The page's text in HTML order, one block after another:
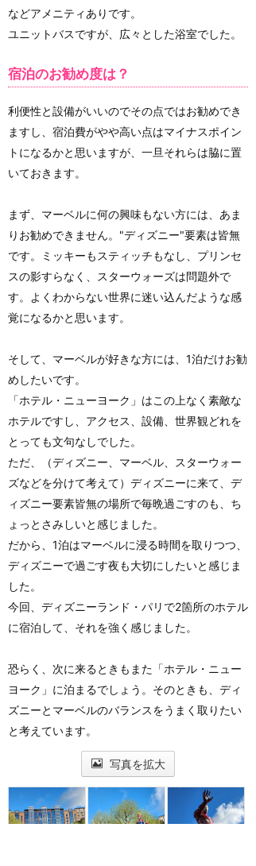
などアメニティありです。
ユニットバスですが、広々とした浴室でした。
宿泊のお勧め度は？
利便性と設備がいいのでその点ではお勧めでき
ますし、宿泊費がやや高い点はマイナスポイン
トになるかと思いますが、一旦それらは脇に置
いておきます。
まず、マーベルに何の興味もない方には、あま
りお勧めできません。"ディズニー"要素は皆無
です。ミッキーもスティッチもなし、プリンセ
スの影すらなく、スターウォーズは問題外で
す。よくわからない世界に迷い込んだような感
覚になるかと思います。
そして、マーベルが好きな方には、1泊だけお勧
めしたいです。
「ホテル・ニューヨーク」はこの上なく素敵な
ホテルですし、アクセス、設備、世界観どれを
とっても文句なしでした。
ただ、（ディズニー、マーベル、スターウォー
ズなどを分けて考えて）ディズニーに来て、デ
ィズニー要素皆無の場所で毎晩過ごすのも、ち
ょっとさみしいと感じました。
だから、1泊はマーベルに浸る時間を取りつつ、
ディズニーで過ごす夜も大切にしたいと感じま
した。
今回、ディズニーランド・パリで2箇所のホテル
に宿泊して、それを強く感じました。
恐らく、次に来るときもまた「ホテル・ニュー
ヨーク」に泊まるでしょう。そのときも、ディ
ズニーとマーベルのバランスをうまく取りたい
と考えています。
写真を拡大